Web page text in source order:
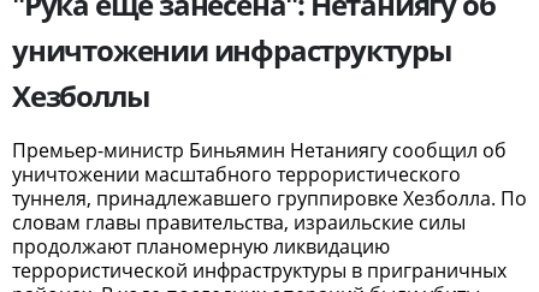
уничтожении инфраструктуры
Хезболлы
Премьер-министр Биньямин Нетаниягу сообщил об
уничтожении масштабного террористического
туннеля, принадлежавшего группировке Хезболла. По
словам главы правительства, израильские силы
продолжают планомерную ликвидацию
террористической инфраструктуры в приграничных